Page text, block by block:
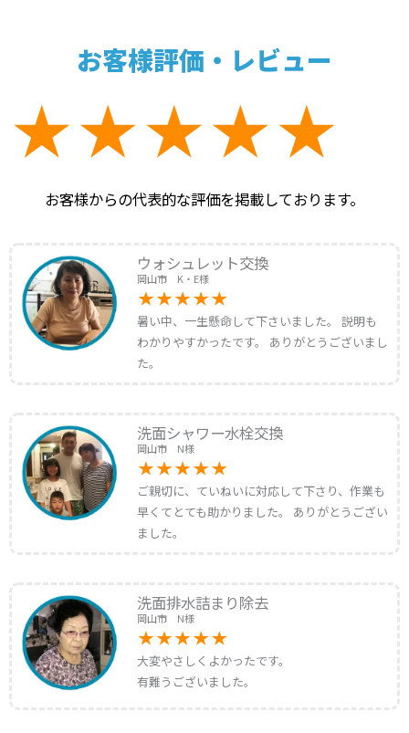
お客様評価・レビュー
お客様からの代表的な評価を掲載しております。
ウォシュレット交換
岡山市 K・E様
暑い中、一生懸命して下さいました。 説明も
わかりやすかったです。 ありがとうございまし
た。
洗面シャワー水栓交換
岡山市 N様
ご親切に、ていねいに対応して下さり、作業も
早くてとても助かりました。 ありがとうござい
ました。
洗面排水詰まり除去
岡山市 N様
大変やさしくよかったです。
有難うございました。